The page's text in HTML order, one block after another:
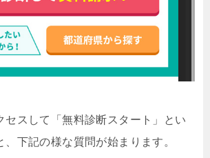
セスして「無料診断スタート」とい
、下記の様な質問が始まります。